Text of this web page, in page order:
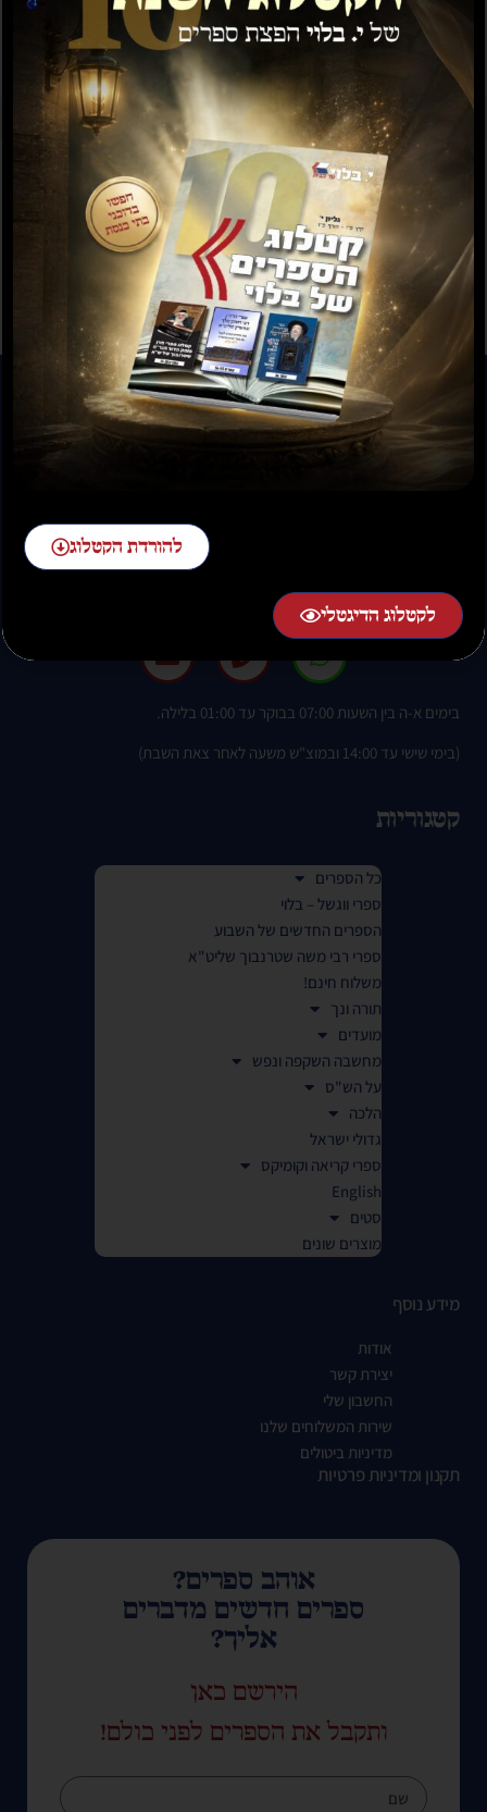
תורת המוקצה
₪45.00
תורה שלימה סט ב' כרכים
50.00 – ₪100.00
להזמנות חייגו:
02-58-58-58-1 שלוחה 2
בימים א-ה בין השעות 07:00 בבוקר עד 01:00 בלילה.
(בימי שישי עד 14:00 ובמוצ"ש משעה לאחר צאת השבת)
קטגוריות
כל הספרים
ספרי ווגשל – בלוי
הספרים החדשים של השבוע
ספרי רבי משה שטרנבוך שליט"א
משלוח חינם!
תורה ונך
מועדים
מחשבה השקפה ונפש
על הש"ס
הלכה
גדולי ישראל
ספרי קריאה וקומיקס
English
סטים
מוצרים שונים
מידע נוסף
אודות
יצירת קשר
החשבון שלי
שירות המשלוחים שלנו
מדיניות ביטולים
תקנון ומדיניות פרטיות
אוהב ספרים?
ספרים חדשים מדברים
אליך?
הירשם כאן
ותקבל את הספרים לפני כולם!
להורדת הקטלוג
לקטלוג הדיגטלי